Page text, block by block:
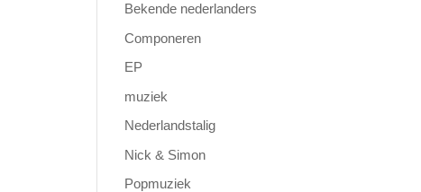
Bekende nederlanders
Componeren
EP
muziek
Nederlandstalig
Nick & Simon
Popmuziek